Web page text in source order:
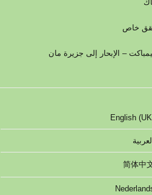
خاص
– الإبحار إلى جزيرة مان
English
العربية
简体中